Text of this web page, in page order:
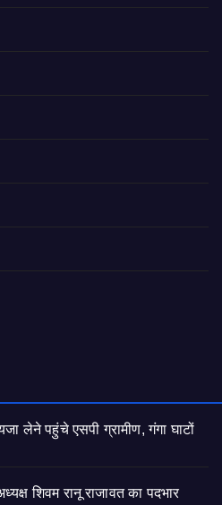
लेने पहुंचे एसपी ग्रामीण, गंगा घाटों
शिवम रानू राजावत का पदभार